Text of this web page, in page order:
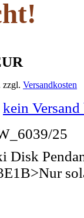
zzgl. Versandkosten
kein
25